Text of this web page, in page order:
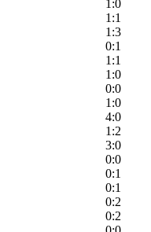
1:0
1:1
1:3
0:1
1:1
1:0
0:0
1:0
4:0
1:2
3:0
0:0
0:1
0:1
0:2
0:2